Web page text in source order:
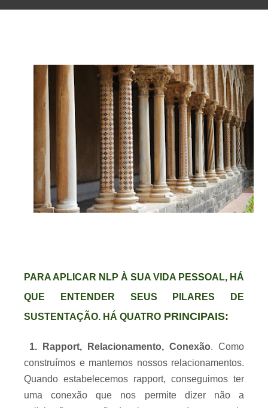
PARA APLICAR NLP À SUA VIDA PESSOAL, HÁ
QUE ENTENDER SEUS PILARES DE
SUSTENTAÇÃO. HÁ QUATRO PRINCIPAIS:
1. Rapport, Relacionamento, Conexão. Como
construímos e mantemos nossos relacionamentos.
Quando estabelecemos rapport, conseguimos ter
uma conexão que nos permite dizer não a